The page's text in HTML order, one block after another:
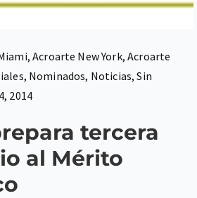
,Acroarte New York,Acroarte
, Nominados, Noticias,Sin
2014
tercera
al Mérito